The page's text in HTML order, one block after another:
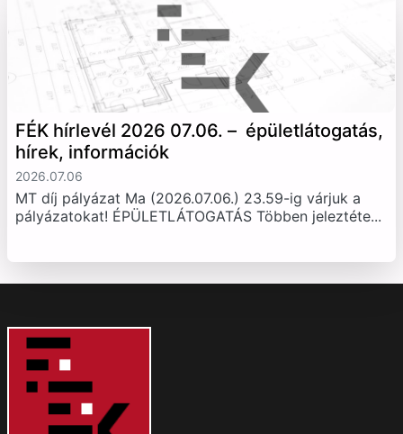
FÉK hírlevél 2026 07.06. – épületlátogatás,
hírek, információk
2026.07.06
MT díj pályázat Ma (2026.07.06.) 23.59-ig várjuk a
pályázatokat! ÉPÜLETLÁTOGATÁS Többen jeleztéte...